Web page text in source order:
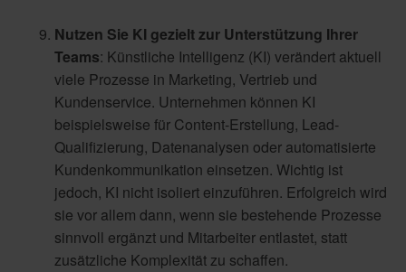
Nutzen Sie KI gezielt zur Unterstützung Ihrer
Teams: Künstliche Intelligenz (KI) verändert aktuell
viele Prozesse in Marketing, Vertrieb und
Kundenservice. Unternehmen können KI
beispielsweise für Content-Erstellung, Lead-
Qualifizierung, Datenanalysen oder automatisierte
Kundenkommunikation einsetzen. Wichtig ist
jedoch, KI nicht isoliert einzuführen. Erfolgreich wird
sie vor allem dann, wenn sie bestehende Prozesse
sinnvoll ergänzt und Mitarbeiter entlastet, statt
zusätzliche Komplexität zu schaffen.